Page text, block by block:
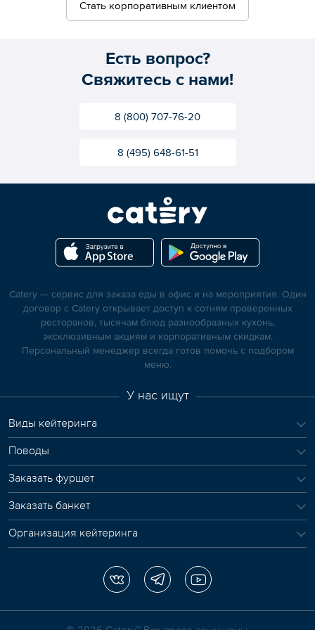
Стать корпоративным клиентом
Есть вопрос?
Свяжитесь с нами!
8 (800) 707-76-20
8 (495) 648-61-51
Catery — сервис для заказа еды в офис и на мероприятия. Один
договор с Catery открывает доступ к сотням проверенных
ресторанов, тысячам блюд разнообразных кухонь,
эксклюзивным акциям и корпоративным скидкам.
Персональный менеджер всегда готов помочь с подбором
меню.
У нас ищут
Виды кейтеринга
Поводы
Заказать фуршет
Заказать банкет
Организация кейтеринга